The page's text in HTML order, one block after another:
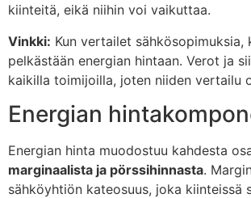
kiinteitä, eikä niihin voi vaikuttaa.
Vinkki: Kun vertailet sähkösopimuksia,
pelkästään energian hintaan. Verot ja
kaikilla toimijoilla, joten niiden vertailu
Energian
Energian hinta muodostuu kahdesta
marginaalista ja pörssihinnasta.
sähköyhtiön kateosuus, joka kiinteissä